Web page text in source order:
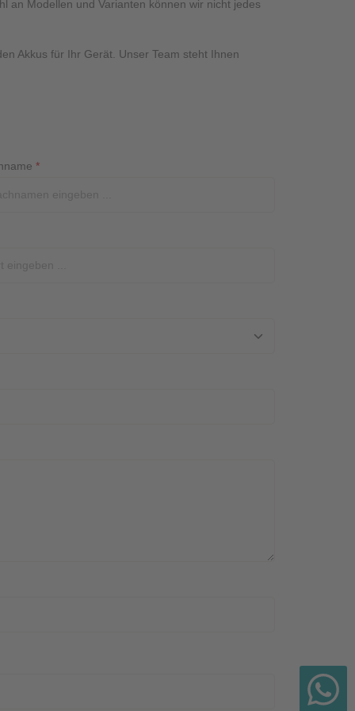
an Modellen und Varianten können wir nicht jedes
Akkus für Ihr Gerät. Unser Team steht Ihnen
*